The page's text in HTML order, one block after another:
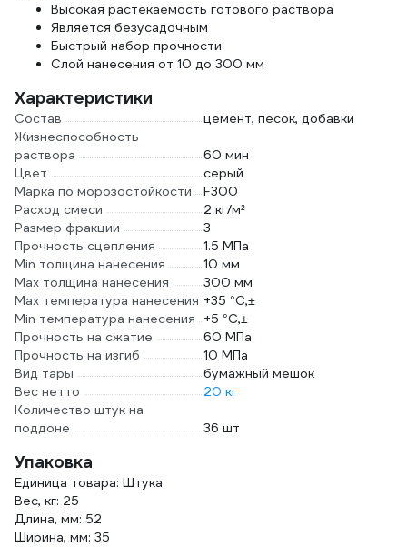
Высокая растекаемость готового раствора
Является безусадочным
Быстрый набор прочности
Слой нанесения от 10 до 300 мм
Характеристики
Состав
цемент, песок, добавки
Жизнеспособность
раствора
60 мин
Цвет
серый
Марка по морозостойкости
F300
Расход смеси
2 кг/м²
Размер фракции
3
Прочность сцепления
1.5 МПа
Min толщина нанесения
10 мм
Max толщина нанесения
300 мм
Max температура нанесения +35 °C,±
Min температура нанесения
+5 °C,±
Прочность на сжатие
60 МПа
Прочность на изгиб
10 МПа
Вид тары
бумажный мешок
Вес нетто
20 кг
Количество штук на
поддоне
36 шт
Упаковка
Единица товара: Штука
Вес, кг: 25
Длина, мм: 52
Ширина, мм: 35